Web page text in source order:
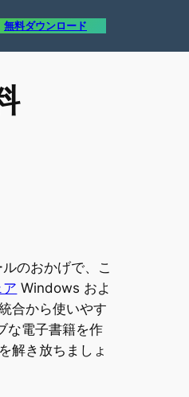
無料ダウンロード
のおかげで、こ
Windows およ
合から使いやす
な電子書籍を作
解き放ちましょ